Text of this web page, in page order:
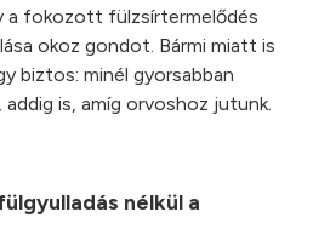
a fokozott fülzsírtermelődés
okoz gondot. Bármi miatt is
biztos: minél gyorsabban
is, amíg orvoshoz jutunk.
nélkül a